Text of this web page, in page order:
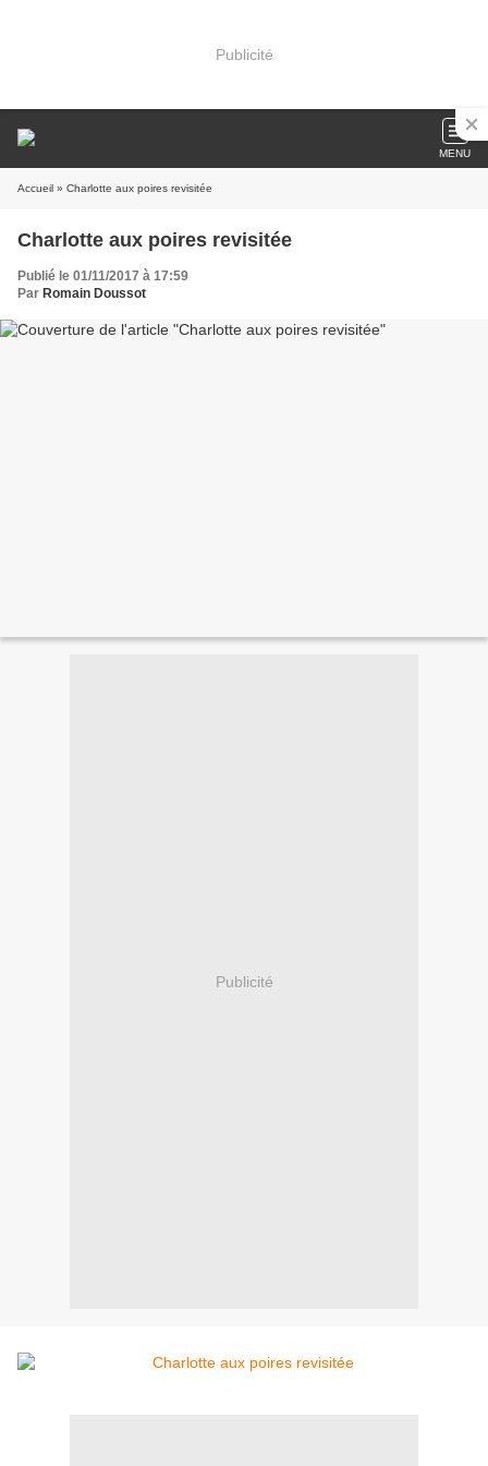
Publicité
MENU
Accueil » Charlotte aux poires revisitée
Charlotte aux poires revisitée
Publié le 01/11/2017 à 17:59
Par Romain Doussot
Publicité